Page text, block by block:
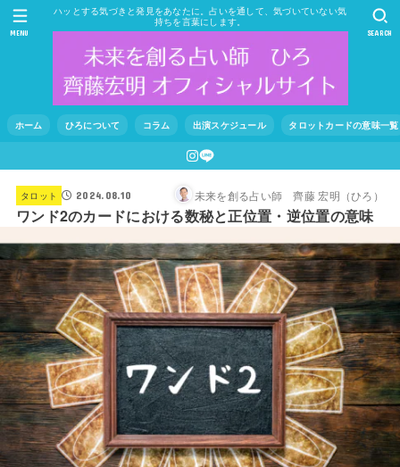
ハッとする気づきと発見をあなたに。占いを通して、気づいていない気
持ちを言葉にします。
ホーム ひろについて コラム 出演スケジュール タロットカードの意味一覧
SEARCH
MENU
タロット 2024.08.10 未来を創る占い師 齊藤 宏明（ひろ）
ワンド2のカードにおける数秘と正位置・逆位置の意味